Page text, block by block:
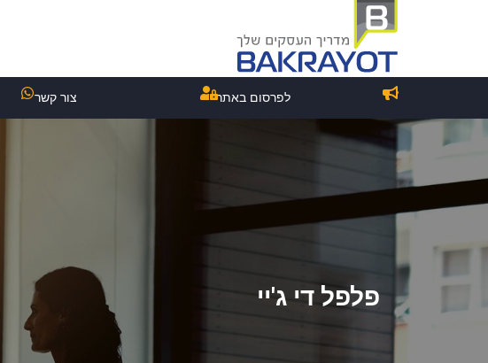
לפרסום באתר צור קשר
פלפל די ג'יי